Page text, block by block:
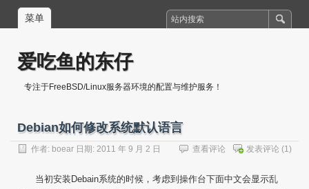
菜单
爱吃鱼的东仔
专注于FreeBSD/Linux服务器环境的配置与维护服务！
Debian如何修改系统默认语言
作者: boear 日期: 2011 年 9 月 2 日 发表评论 (1)
查看评论
当初安装Debain系统的时候，考虑到操作台下面中文会显示乱